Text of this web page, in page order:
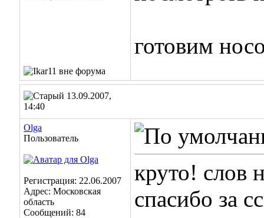
готовим
13.09.2007,
14:40
Olga
Пользователь
Регистрация: 22.06.2007
Адрес: Московская
область
Сообщений: 84
круто! слов
спасибо за